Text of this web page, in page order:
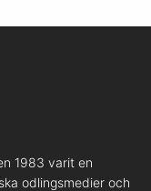
1983 varit en
odlingsmedier och